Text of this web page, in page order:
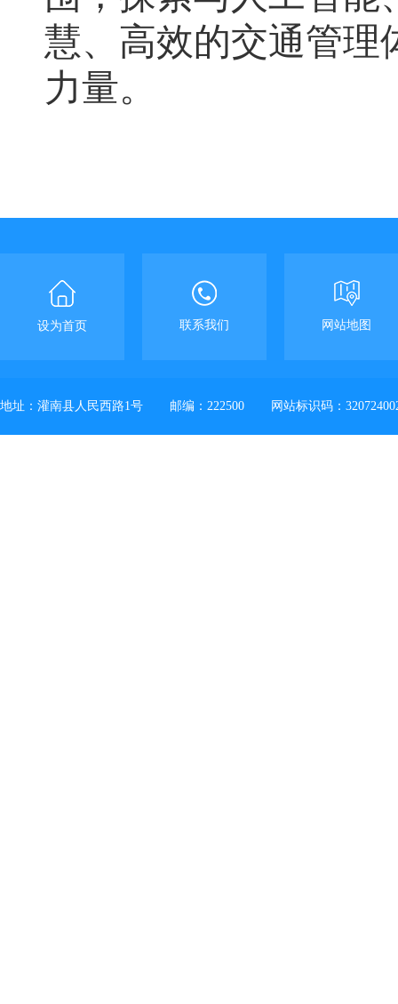
慧、高效的交通管理
力量。
设为首页 联系我们 网站地图
地址：灌南县人民西路1号 邮编：222500 网站标识码：